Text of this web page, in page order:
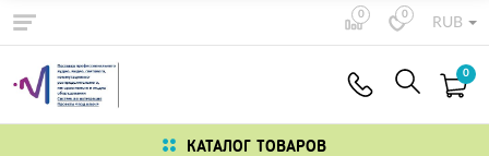
0 0
RUB
0
КАТАЛОГ ТОВАРОВ